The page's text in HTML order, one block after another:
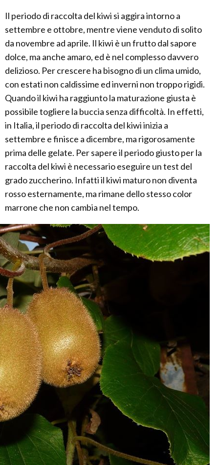
Il periodo di raccolta del kiwi si aggira intorno a
settembre e ottobre, mentre viene venduto di solito
da novembre ad aprile. Il kiwi è un frutto dal sapore
dolce, ma anche amaro, ed è nel complesso davvero
delizioso. Per crescere ha bisogno di un clima umido,
con estati non caldissime ed inverni non troppo rigidi.
Quando il kiwi ha raggiunto la maturazione giusta è
possibile togliere la buccia senza difficoltà. In effetti,
in Italia, il periodo di raccolta del kiwi inizia a
settembre e finisce a dicembre, ma rigorosamente
prima delle gelate. Per sapere il periodo giusto per la
raccolta del kiwi è necessario eseguire un test del
grado zuccherino. Infatti il kiwi maturo non diventa
rosso esternamente, ma rimane dello stesso color
marrone che non cambia nel tempo.